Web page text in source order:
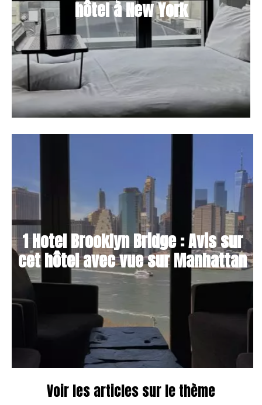
hôtel à New York
1 Hotel Brooklyn Bridge : Avis sur
cet hôtel avec vue sur Manhattan
Voir les articles sur le thème